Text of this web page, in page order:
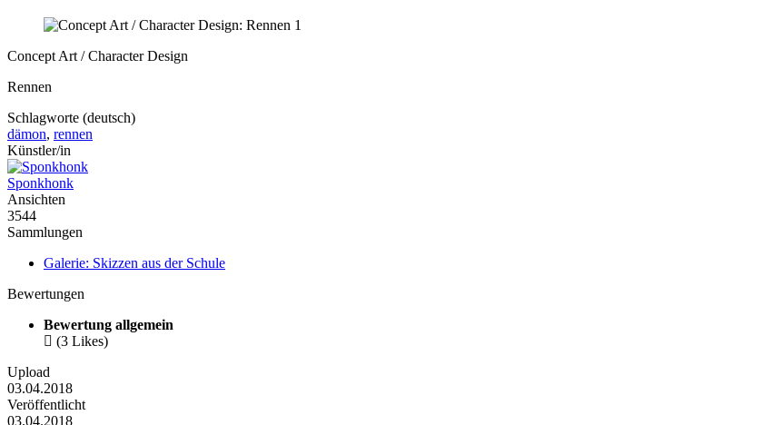
Concept Art / Character Design
Rennen
Schlagworte (deutsch)
dämon, rennen
Künstler/in
Sponkhonk
Ansichten
3544
Sammlungen
Galerie: Skizzen aus der Schule
Bewertungen
Bewertung allgemein
 (3 Likes)
Upload
03.04.2018
Veröffentlicht
03.04.2018